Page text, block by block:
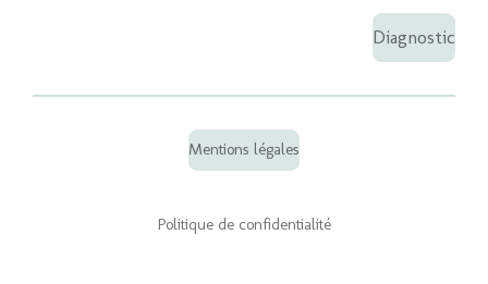
Diagnostic
Mentions légales
Politique de confidentialité